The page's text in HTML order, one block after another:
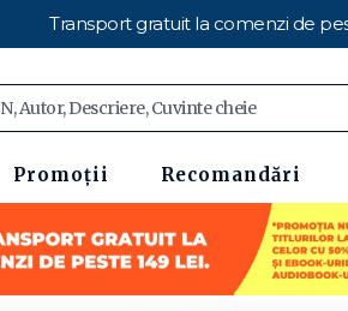
Transport gratuit la comenzi de
Promoții Recomandări